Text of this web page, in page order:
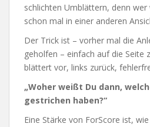
schlichten Umblättern, denn
schon mal in einer anderen
Der Trick ist – vorher mal die
geholfen – einfach auf die Seite
blättert vor, links zurück,
„Woher weißt Du dann,
gestrichen haben?“
Eine Stärke von ForScore ist,